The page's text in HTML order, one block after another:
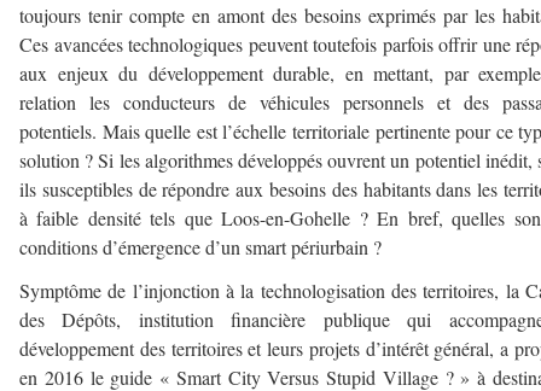
toujours tenir compte en amont des besoins exprimés par les
Ces avancées technologiques peuvent toutefois parfois offrir une
aux enjeux du développement durable, en mettant, par
relation les conducteurs de véhicules personnels et des
potentiels. Mais quelle est l’échelle territoriale pertinente pour ce
solution ? Si les algorithmes développés ouvrent un potentiel inédit,
ils susceptibles de répondre aux besoins des habitants dans les
à faible densité tels que Loos-en-Gohelle ? En bref, quelles
conditions d’émergence d’un smart périurbain ?
Symptôme de l’injonction à la technologisation des territoires, la
des Dépôts, institution financière publique qui
développement des territoires et leurs projets d’intérêt général, a
en 2016 le guide « Smart City Versus Stupid Village ? » à